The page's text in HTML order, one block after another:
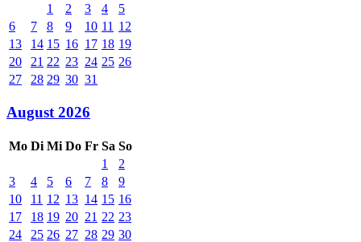
1
2 3 4
5
6
7 8 9 10 11 12
13
14 15 16 17 18 19
20
21 22 23 24 25 26
27
28 29 30 31
August 2026
Mo Di Mi Do Fr Sa So
1
2
3
4 5 6 7 8
9
10
11 12 13 14 15 16
17
18 19 20 21 22 23
24
25 26 27 28 29 30